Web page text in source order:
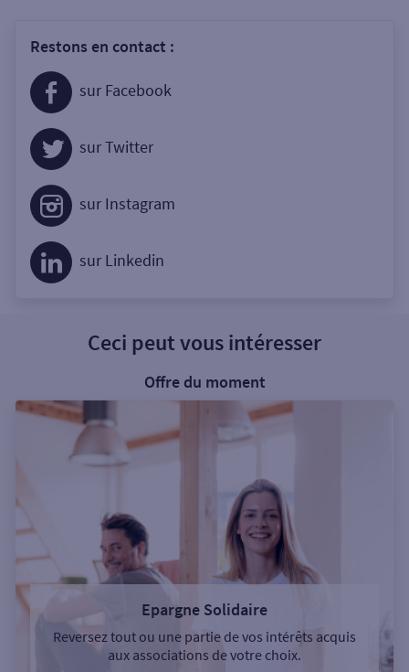
Restons en contact :
sur Facebook
sur Twitter
sur Instagram
sur Linkedin
Ceci peut vous intéresser
Offre du moment
Epargne Solidaire
Reversez tout ou une partie de vos intérêts acquis
aux associations de votre choix.